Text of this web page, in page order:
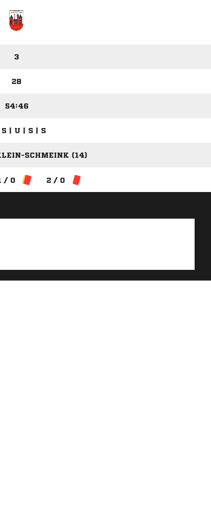
3
28
54:46
S | U | S | S
SCHMEINK (14)
/ 0 2 / 0